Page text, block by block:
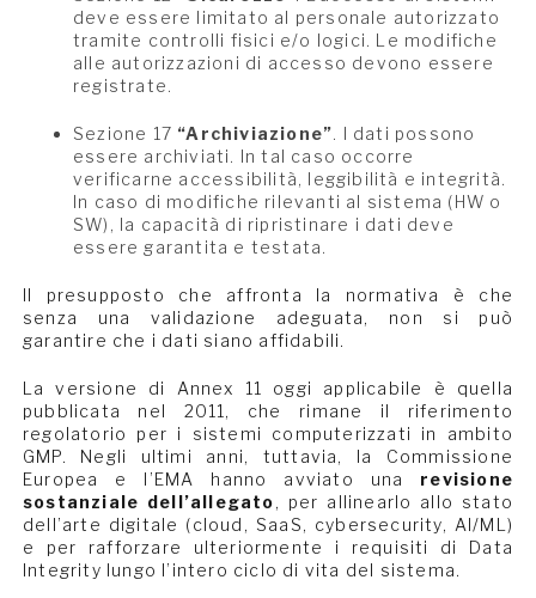
deve essere limitato al personale autorizzato
tramite controlli fisici e/o logici. Le modifiche
alle autorizzazioni di accesso devono essere
registrate.
Sezione 17 “Archiviazione”. I dati possono
essere archiviati. In tal caso occorre
verificarne accessibilità, leggibilità e integrità.
In caso di modifiche rilevanti al sistema (HW o
SW), la capacità di ripristinare i dati deve
essere garantita e testata.
Il presupposto che affronta la normativa è che
senza una validazione adeguata, non si può
garantire che i dati siano affidabili.
La versione di Annex 11 oggi applicabile è quella
pubblicata nel 2011, che rimane il riferimento
regolatorio per i sistemi computerizzati in ambito
GMP. Negli ultimi anni, tuttavia, la Commissione
Europea e l’EMA hanno avviato una revisione
sostanziale dell’allegato, per allinearlo allo stato
dell’arte digitale (cloud, SaaS, cybersecurity, AI/ML)
e per rafforzare ulteriormente i requisiti di Data
Integrity lungo l’intero ciclo di vita del sistema.